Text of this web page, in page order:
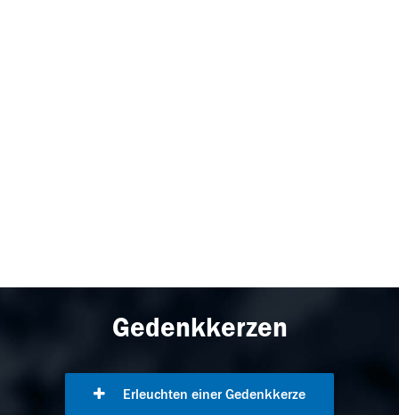
Gedenkkerzen
Erleuchten einer Gedenkkerze